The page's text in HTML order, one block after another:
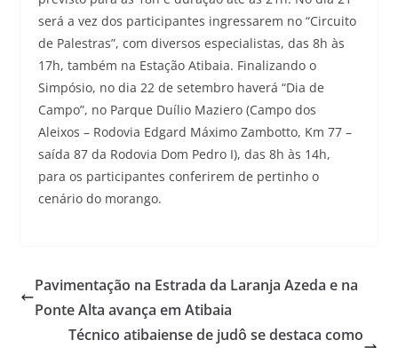
será a vez dos participantes ingressarem no “Circuito
de Palestras”, com diversos especialistas, das 8h às
17h, também na Estação Atibaia. Finalizando o
Simpósio, no dia 22 de setembro haverá “Dia de
Campo”, no Parque Duílio Maziero (Campo dos
Aleixos – Rodovia Edgard Máximo Zambotto, Km 77 –
saída 87 da Rodovia Dom Pedro I), das 8h às 14h,
para os participantes conferirem de pertinho o
cenário do morango.
Pavimentação na Estrada da Laranja Azeda e na
Ponte Alta avança em Atibaia
Técnico atibaiense de judô se destaca como